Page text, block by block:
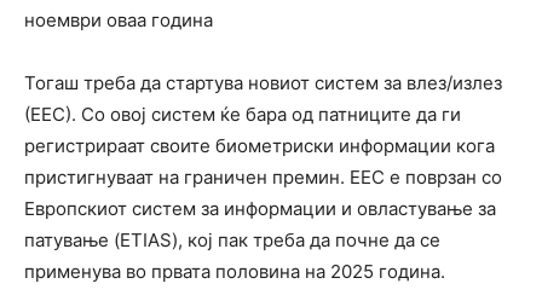
ноември оваа година
Тогаш треба да стартува новиот систем за влез/излез
(ЕЕС). Со овој систем ќе бара од патниците да ги
регистрираат своите биометриски информации кога
пристигнуваат на граничен премин. ЕЕС е поврзан со
Европскиот систем за информации и овластување за
патување (ETIAS), кој пак треба да почне да се
применува во првата половина на 2025 година.